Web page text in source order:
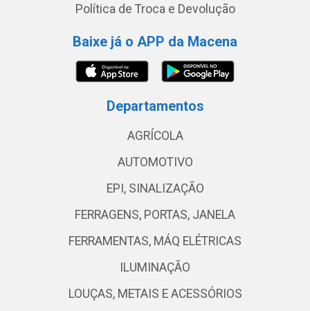
Política de Troca e Devolução
Baixe já o APP da Macena
Departamentos
AGRÍCOLA
AUTOMOTIVO
EPI, SINALIZAÇÃO
FERRAGENS, PORTAS, JANELA
FERRAMENTAS, MÁQ ELÉTRICAS
ILUMINAÇÃO
LOUÇAS, METAIS E ACESSÓRIOS